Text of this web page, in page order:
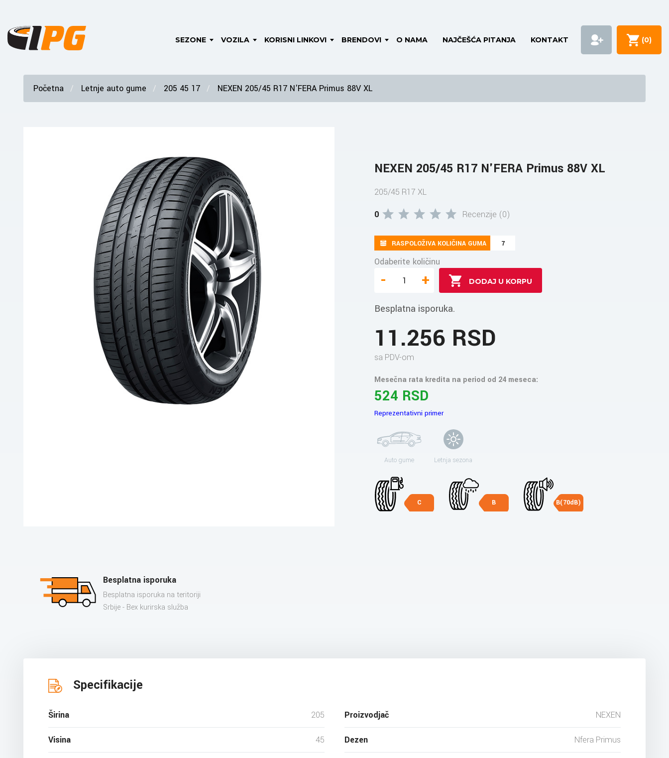
SEZONE VOZILA KORISNI LINKOVI BRENDOVI O NAMA NAJČEŠĆA PITANJA KONTAKT (0)
Početna Letnje auto gume 205 45 17 NEXEN 205/45 R17 N'FERA Primus 88V XL
NEXEN 205/45 R17 N'FERA Primus 88V XL
205/45 R17 XL
0
Recenzije (0)
RASPOLOŽIVA KOLIČINA GUMA 7
Odaberite količinu
- +
Besplatna isporuka.
11.256 RSD
sa PDV-om
Mesečna rata kredita na period od 24 meseca:
524 RSD
Reprezentativni primer
Auto gume Letnja sezona
C B B(70dB)
Besplatna isporuka
Besplatna isporuka na teritoriji
Srbije - Bex kurirska služba
Specifikacije
Širina 205
Visina 45
Proizvodjač NEXEN
Dezen Nfera Primus